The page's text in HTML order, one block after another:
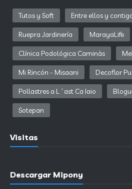
Tutos y Soft Entre ellos y
Ruepra Jardinería MarayaLife
Clínica Podológica Caminàs
Mi Rincón - Misaani Decoflor
Pollastres a L´ast Ca Iaio
Sotepan
Visitas
Descargar Mipony